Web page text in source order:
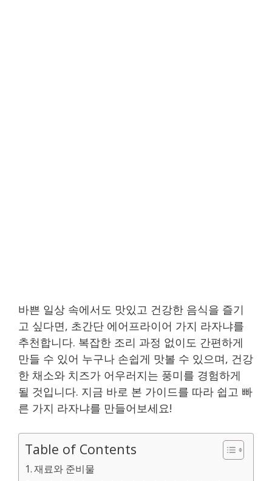
바쁜 일상 속에서도 맛있고 건강한 음식을 즐기
고 싶다면, 초간단 에어프라이어 가지 라자냐를
추천합니다. 복잡한 조리 과정 없이도 간편하게
만들 수 있어 누구나 손쉽게 맛볼 수 있으며, 건강
한 채소와 치즈가 어우러지는 풍미를 경험하게
될 것입니다. 지금 바로 본 가이드를 따라 쉽고 빠
른 가지 라자냐를 만들어보세요!
Table of Contents
재료와 준비물